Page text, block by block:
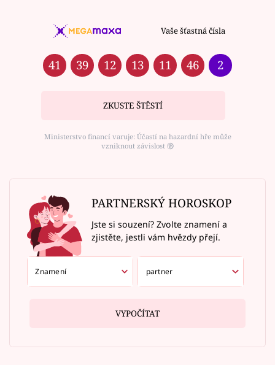
Vaše šťastná čísla
41 39 12 13 11 46 2
ZKUSTE ŠTĚSTÍ
Ministerstvo financí varuje: Účastí na hazardní hře může
vzniknout závislost ⑱
PARTNERSKÝ HOROSKOP
Jste si souzení? Zvolte znamení a
zjistěte, jestli vám hvězdy přejí.
VYPOČÍTAT